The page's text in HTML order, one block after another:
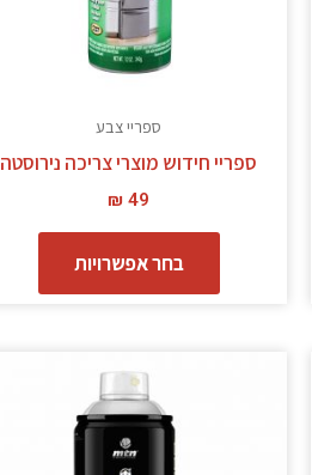
ספריי צבע
ספריי חידוש מוצרי צריכה נירוסטה
₪ 49
בחר אפשרויות